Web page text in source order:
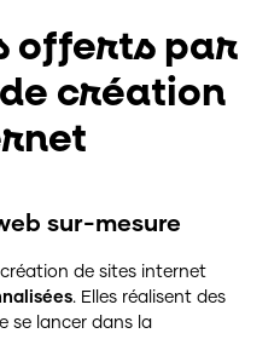
offerts par
création
sur-mesure
de sites internet
. Elles réalisent des
se lancer dans la